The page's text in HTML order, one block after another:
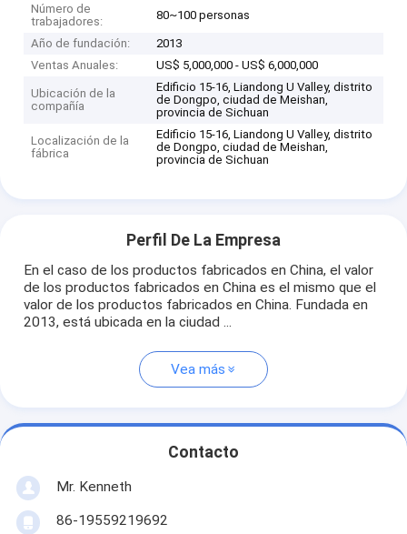
Número de
trabajadores:
80~100 personas
Año de fundación:
2013
Ventas Anuales:
US$ 5,000,000 - US$ 6,000,000
Ubicación de la
compañía
Edificio 15-16, Liandong U Valley, distrito
de Dongpo, ciudad de Meishan,
provincia de Sichuan
Localización de la
fábrica
Edificio 15-16, Liandong U Valley, distrito
de Dongpo, ciudad de Meishan,
provincia de Sichuan
Perfil De La Empresa
En el caso de los productos fabricados en China, el valor
de los productos fabricados en China es el mismo que el
valor de los productos fabricados en China. Fundada en
2013, está ubicada en la ciudad ...
Vea más
Contacto
Mr. Kenneth
86-19559219692